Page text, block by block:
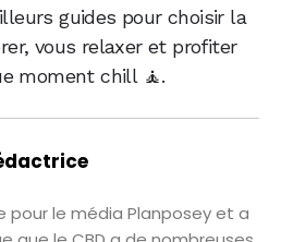
guides pour choisir la
vous relaxer et profiter
moment chill 🧘.
pour le média Planposey et a